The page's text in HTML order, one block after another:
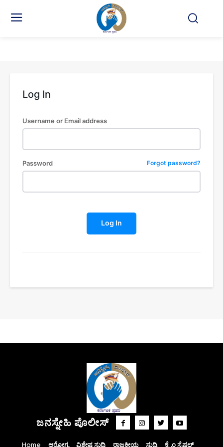
Log In
Username or Email address
Password Forgot password?
Log In
ಜನಸ್ನೇಹಿ ಪೊಲೀಸ್
Home ಆರೋಗ್ಯ ವಿಶೇಷ ಸುದ್ದಿ ರಾಜಕೀಯ ಸುದ್ದಿ ಕ್ರೈಂ ಸ್ಪೆಷಲ್